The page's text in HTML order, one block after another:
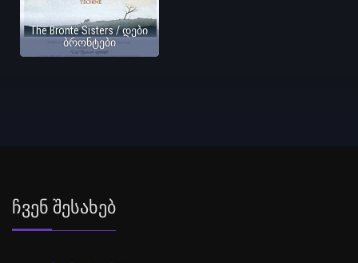
The Brontë Sisters / დები
ბრონტები
Ჩვენ Შესახებ